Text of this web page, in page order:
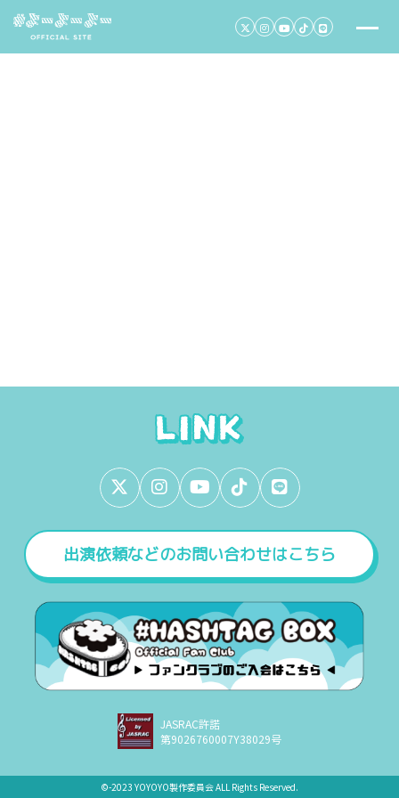
出演依頼などのお問い合わせはこちら
JASRAC許諾
第9026760007Y38029号
©︎-2023 YOYOYO製作委員会 ALL Rights Reserved.